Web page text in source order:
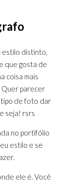
estilo distinto,
que gosta de
coisa mais
Quer parecer
tipo de foto dar
seja! rsrs
no portifólio
estilo e se
ele é. Você